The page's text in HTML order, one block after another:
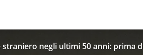
negli ultimi 50 anni: prima